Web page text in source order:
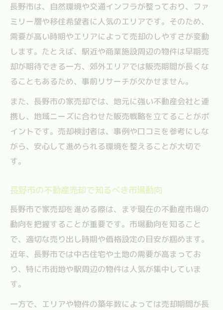
地域密着型で家売却を有利に進める方法
信頼できる長野市不動産会社の選び方
家売却成功に導く不動産会社の見極め方
長野市家売却で信頼できる相談先の探し方
不動産会社ランキングを活用した選び方
口コミ評価で選ぶ長野市おすすめ不動産屋
家売却に強い長野市不動産屋の特徴とは
家売却プロセスを円滑に進める極意
家売却の全体プロセスとスムーズな進行法
不動産会社と連携して家売却を進める秘訣
査定から契約まで家売却の重要ポイント
家売却プロセスで起こりやすい悩みと解決
策
納得の家売却を叶える相談先の見極め
家売却で頼れる長野市相談先の選び方
長野市不動産屋一覧から相談先を選ぶ基準
長野市は、自然環境や交通インフラが整っており、ファ
ミリー層や移住希望者に人気のエリアです。そのため、
需要が高い時期やエリアによって売却のしやすさが変動
します。たとえば、駅近や商業施設周辺の物件は早期売
却が期待できる一方、郊外エリアでは販売期間が長くな
ることもあるため、事前リサーチが欠かせません。
また、長野市の家売却では、地元に強い不動産会社と連
携し、地域ニーズに合わせた販売戦略を立てることがポ
イントです。売却検討者は、事例や口コミを参考にしな
がら、安心して進められる環境を整えることが大切で
す。
長野市の不動産売却で知るべき市場動向
長野市で家売却を進める際は、まず現在の不動産市場の
動向を把握することが重要です。市場動向を知ること
で、適切な売り出し時期や価格設定の目安が掴めます。
近年、長野市では中古住宅や土地の需要が高まってお
り、特に市街地や駅周辺の物件は人気が集中していま
す。
一方で、エリアや物件の築年数によっては売却期間が長